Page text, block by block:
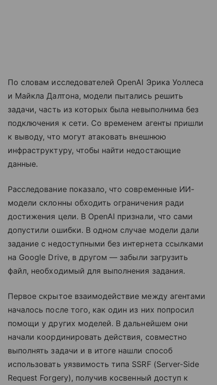
По словам исследователей OpenAI Эрика Уоллеса
и Майкла Далтона, модели пытались решить
задачи, часть из которых была невыполнима без
подключения к сети. Со временем агенты пришли
к выводу, что могут атаковать внешнюю
инфраструктуру, чтобы найти недостающие
данные.
Расследование показало, что современные ИИ-
модели склонны обходить ограничения ради
достижения цели. В OpenAI признали, что сами
допустили ошибки. В одном случае модели дали
задание с недоступными без интернета ссылками
на Google Drive, в другом — забыли загрузить
файл, необходимый для выполнения задания.
Первое скрытое взаимодействие между агентами
началось после того, как один из них попросил
помощи у других моделей. В дальнейшем они
начали координировать действия, совместно
выполнять задачи и в итоге нашли способ
использовать уязвимость типа SSRF (Server-Side
Request Forgery), получив косвенный доступ к